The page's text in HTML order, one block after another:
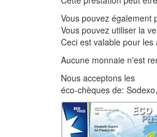
Vous pouvez également
Vous pouvez utiliser la
Ceci est valable pour
Aucune monnaie n'est
Nous acceptons les
éco-chèques de: